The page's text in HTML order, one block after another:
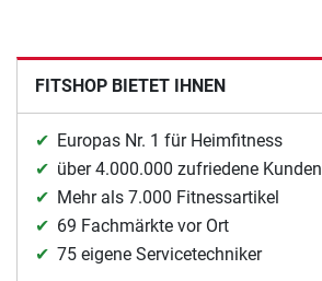
FITSHOP BIETET IHNEN
Europas Nr. 1 für Heimfitness
über 4.000.000 zufriedene Kunden
Mehr als 7.000 Fitnessartikel
69 Fachmärkte vor Ort
75 eigene Servicetechniker